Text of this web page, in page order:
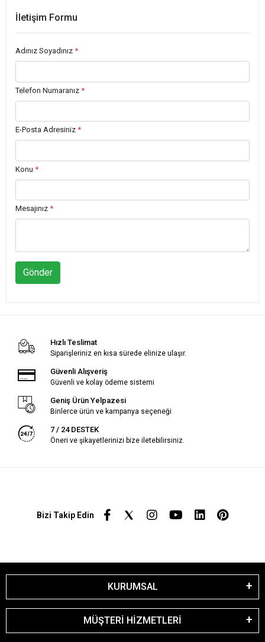
İletişim Formu
Adınız Soyadınız *
Telefon Numaranız *
E-Posta Adresiniz *
Konu *
Mesajınız *
Gönder
Hızlı Teslimat
Siparişleriniz en kısa sürede elinize ulaşır.
Güvenli Alışveriş
Güvenli ve kolay ödeme sistemi
Geniş Ürün Yelpazesi
Binlerce ürün ve kampanya seçeneği
7 / 24 DESTEK
Öneri ve şikayetlerinizi bize iletebilirsiniz.
Bizi Takip Edin
KURUMSAL
MÜŞTERİ HİZMETLERİ